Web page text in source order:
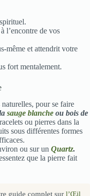
l’encontre de vos
même et attendrit votre
fort mentalement.
pour se faire
sauge blanche ou bois de
ou pierres dans la
sous différentes formes
ou sur un Quartz.
que la pierre fait
guide complet sur l’Œil